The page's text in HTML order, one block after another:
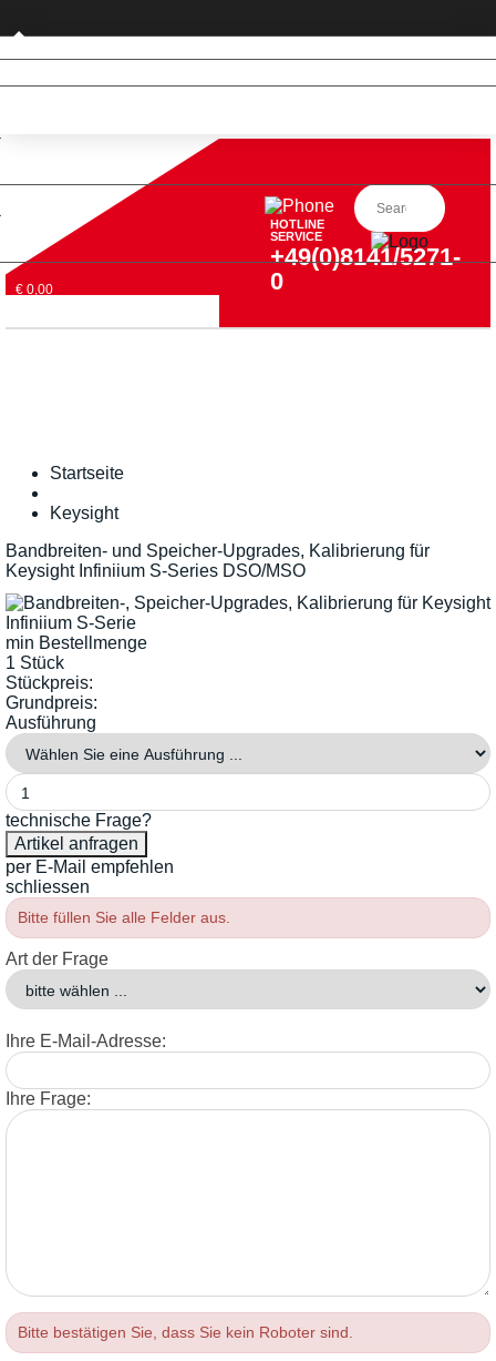
Privatkunde (nur DE)
€ 0,00
HOTLINE
SERVICE
+49(0)8141/5271-
0
Startseite
Keysight
Bandbreiten- und Speicher-Upgrades, Kalibrierung für
Keysight Infiniium S-Series DSO/MSO
min Bestellmenge
1 Stück
Stückpreis:
Grundpreis:
Ausführung
technische Frage?
per E-Mail empfehlen
schliessen
Bitte füllen Sie alle Felder aus.
Art der Frage
Ihre E-Mail-Adresse:
Ihre Frage:
Bitte bestätigen Sie, dass Sie kein Roboter sind.